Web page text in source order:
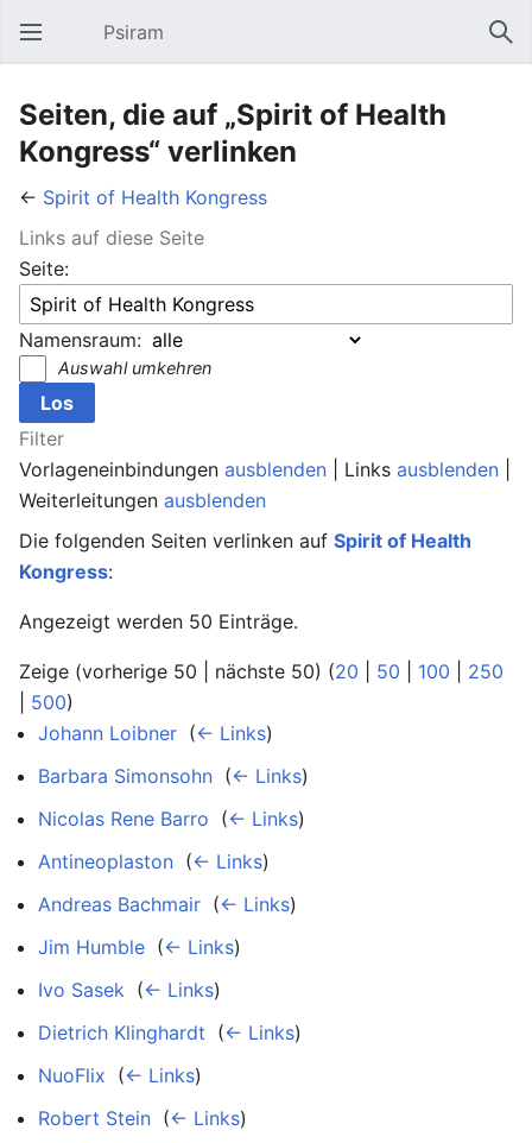
Hauptmenü öffnen Psiram
Seiten, die auf „Spirit of Health
Kongress“ verlinken
← Spirit of Health Kongress
Links auf diese Seite
Seite:
Namensraum:
Auswahl umkehren
Filter
Vorlageneinbindungen ausblenden | Links ausblenden
Weiterleitungen ausblenden
Die folgenden Seiten verlinken auf Spirit of Health
Kongress:
Angezeigt werden 50 Einträge.
Zeige (vorherige 50 | nächste 50) (20 50 100
250
500)
Johann Loibner (← Links)
Barbara Simonsohn (← Links)
Nicolas Rene Barro (← Links)
Antineoplaston (← Links)
Andreas Bachmair (← Links)
Jim Humble (← Links)
Ivo Sasek (← Links)
Dietrich Klinghardt (← Links)
NuoFlix (← Links)
Robert Stein (← Links)